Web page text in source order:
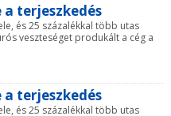
terjeszkedés
és 25 százalékkal több utas
veszteséget produkált a cég a
terjeszkedés
és 25 százalékkal több utas